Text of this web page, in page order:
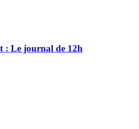
: Le journal de 12h